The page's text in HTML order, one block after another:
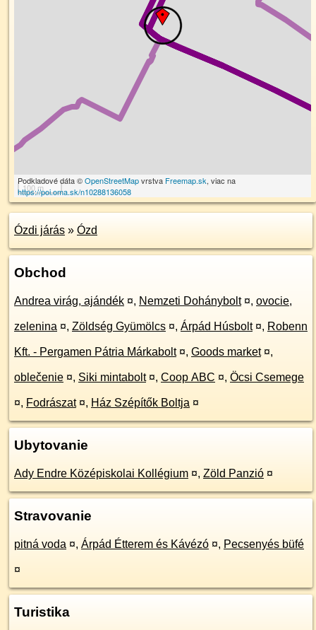
100 m
Podkladové dáta ©OpenStreetMapvrstva Freemap.sk, viac na
https://poi.oma.sk/n10288136058
Ózdi járás » Ózd
Obchod
Andrea virág, ajándék ¤, Nemzeti Dohánybolt ¤, ovocie,
zelenina ¤, Zöldség Gyümölcs ¤, Árpád Húsbolt ¤, Robenn
Kft. - Pergamen Pátria Márkabolt ¤, Goods market ¤,
oblečenie ¤, Siki mintabolt ¤, Coop ABC ¤, Öcsi Csemege
¤, Fodrászat ¤, Ház Szépítők Boltja ¤
Ubytovanie
Ady Endre Középiskolai Kollégium ¤, Zöld Panzió ¤
Stravovanie
pitná voda ¤, Árpád Étterem és Kávézó ¤, Pecsenyés büfé
¤
Turistika